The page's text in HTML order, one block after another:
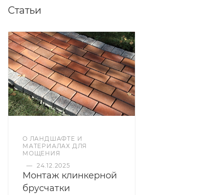
Статьи
О ЛАНДШАФТЕ И
МАТЕРИАЛАХ ДЛЯ
МОЩЕНИЯ
— 24.12.2025
Монтаж клинкерной
брусчатки